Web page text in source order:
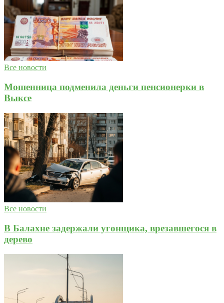
Все новости
Мошенница подменила деньги пенсионерки в
Выксе
Все новости
В Балахне задержали угонщика, врезавшегося в
дерево